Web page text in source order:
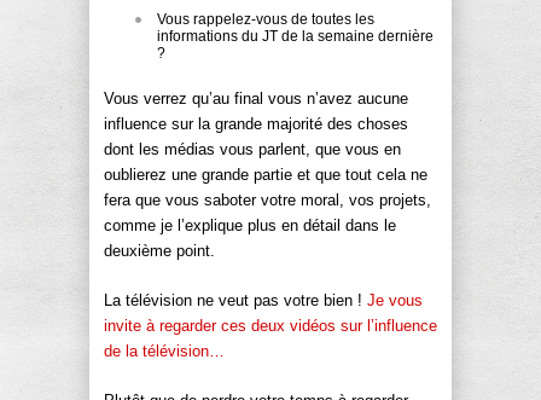
Vous rappelez-vous de toutes les
informations du JT de la semaine dernière
?
Vous verrez qu’au final vous n’avez aucune
influence sur la grande majorité des choses
dont les médias vous parlent, que vous en
oublierez une grande partie et que tout cela ne
fera que vous saboter votre moral, vos projets,
comme je l’explique plus en détail dans le
deuxième point.
La télévision ne veut pas votre bien ! Je vous
invite à regarder ces deux vidéos sur l’influence
de la télévision…